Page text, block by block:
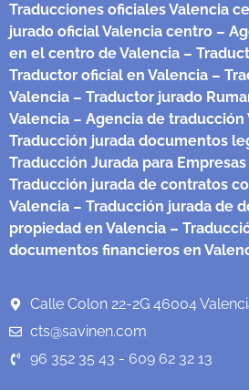
Traducciones oficiales Valencia
jurado oficial Valencia centro –
en el centro de Valencia –
Traductor oficial en Valencia –
Valencia – Traductor jurado
Valencia – Agencia de traducción
Traducción jurada documentos
Traducción Jurada para
Traducción jurada de contratos
Valencia – Traducción jurada de
propiedad en Valencia –
documentos financieros en
Calle Colon 22-2G 46004
cts@savinen.com
96 352 35 43 - 609 62 32 13